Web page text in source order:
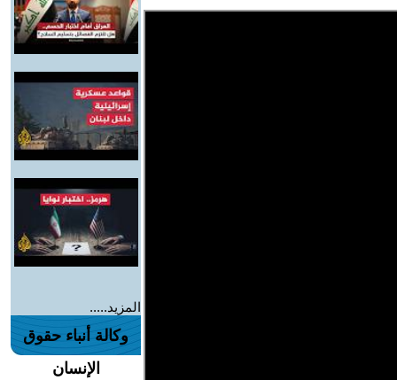
المزيد.....
وكالة أنباء حقوق
الإنسان